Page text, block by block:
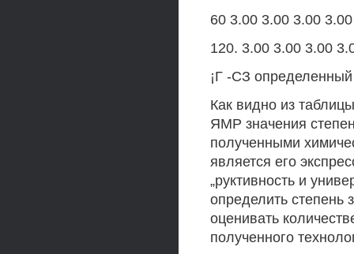
60 3.00 3.00 3.00 3.00
120. 3.00 3.00 3.00
¡Г -СЗ
Как видно из
ЯМР значения
полученными
является его
„руктивность и
определить
оценивать
полученного